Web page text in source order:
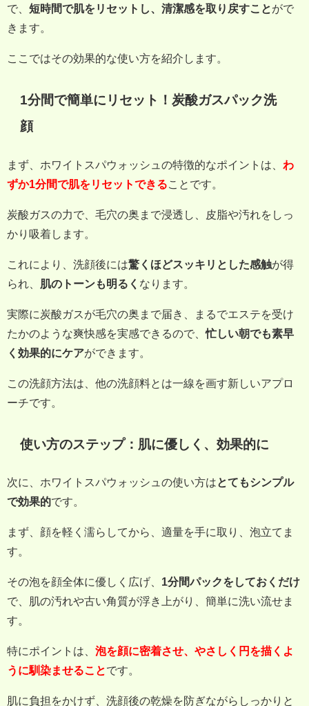
で、 短時間で肌をリセットし、清潔感を取り戻すことがで
きます。
ここではその効果的な使い方を紹介します。
1分間で簡単にリセット！炭酸ガスパック洗
顔
まず、ホワイトスパウォッシュの特徴的なポイントは、 わ
ずか1分間で肌をリセットできる ことです。
炭酸ガスの力で、毛穴の奥まで浸透し、皮脂や汚れをしっ
かり吸着します。
これにより、洗顔後には驚くほどスッキリとした感触が得
られ、
肌のトーンも明るく なります。
実際に炭酸ガスが毛穴の奥まで届き、まるでエステを受け
たかのような爽快感を実感できるので、忙しい朝でも素早
く効果的にケアができます。
この洗顔方法は、他の洗顔料とは一線を画す新しいアプロ
ーチです。
使い方のステップ：肌に優しく、効果的に
次に、ホワイトスパウォッシュの使い方はとてもシンプル
で効果的です。
まず、顔を軽く濡らしてから、適量を手に取り、泡立てま
す。
その泡を顔全体に優しく広げ、 1分間パックをしておくだけ
で、肌の汚れや古い角質が浮き上がり、簡単に洗い流せま
す。
特にポイントは、 泡を顔に密着させ、やさしく円を描くよ
うに馴染ませることです。
肌に負担をかけず、洗顔後の乾燥を防ぎながらしっかりと